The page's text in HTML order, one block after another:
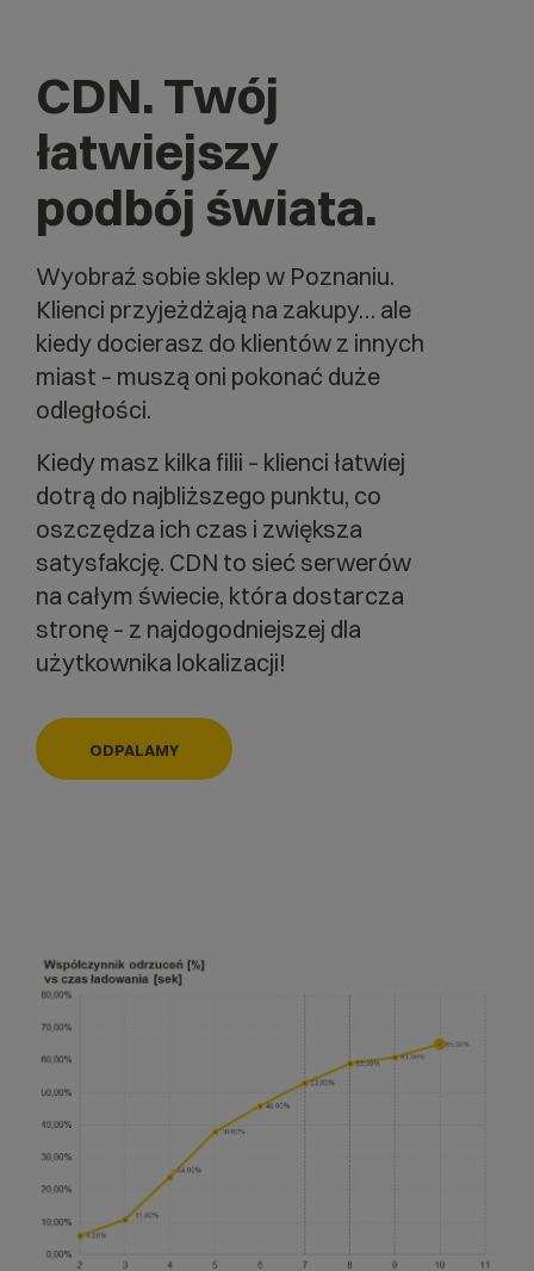
CDN. Twój
łatwiejszy
podbój świata.
Wyobraź sobie sklep w Poznaniu.
Klienci przyjeżdżają na zakupy… ale
kiedy docierasz do klientów z innych
miast – muszą oni pokonać duże
odległości.
Kiedy masz kilka filii – klienci łatwiej
dotrą do najbliższego punktu, co
oszczędza ich czas i zwiększa
satysfakcję. CDN to sieć serwerów
na całym świecie, która dostarcza
stronę – z najdogodniejszej dla
użytkownika lokalizacji!
ODPALAMY